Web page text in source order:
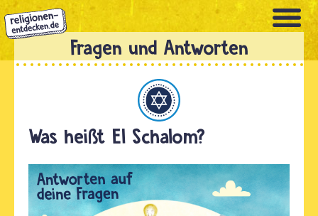
Direkt
zum
Inhalt
Was heißt El Schalom?